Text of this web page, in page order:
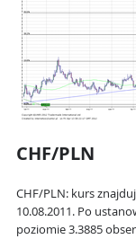
CHF/PLN
CHF/PLN: kurs
10.08.2011. Po
poziomie 3.3885